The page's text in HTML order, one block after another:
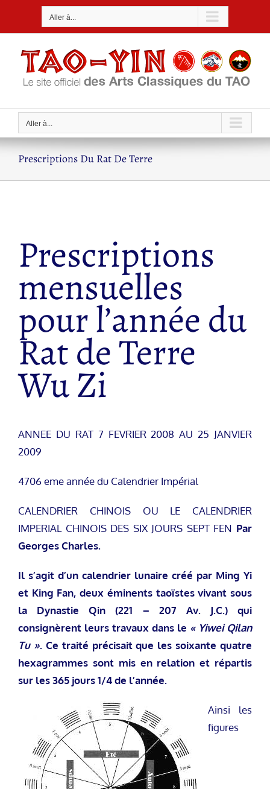
Aller à...
Aller à...
Prescriptions Du Rat De Terre
Prescriptions
mensuelles
pour l’année du
Rat de Terre
Wu Zi
ANNEE DU RAT 7 FEVRIER 2008 AU 25 JANVIER
2009
4706 eme année du Calendrier Impérial
CALENDRIER CHINOIS OU LE CALENDRIER
IMPERIAL CHINOIS DES SIX JOURS SEPT FEN Par
Georges Charles.
Il s’agit d’un calendrier lunaire créé par Ming Yi
et King Fan, deux éminents taoïstes vivant sous
la Dynastie Qin (221 – 207 Av. J.C.) qui
consignèrent leurs travaux dans le « Yiwei Qilan
Tu ». Ce traité précisait que les soixante quatre
hexagrammes sont mis en relation et répartis
sur les 365 jours 1/4 de l’année.
Ainsi les
figures